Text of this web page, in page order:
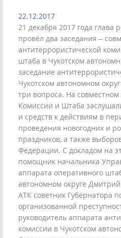
22.12.2017
21 декабря 2017 года глава
провёл два заседания –
антитеррористической
штаба в Чукотском
заседание
Чукотском автономном
три вопроса. На
Комиссии и Штаба
и средств к действиям в
проведения новогодних и
праздников, а также
Федерации. С докладом на
помощник начальника
аппарата оперативного
автономном округе
АТК советник Губернатора
организованной
руководитель аппарата
комиссии в Чукотском